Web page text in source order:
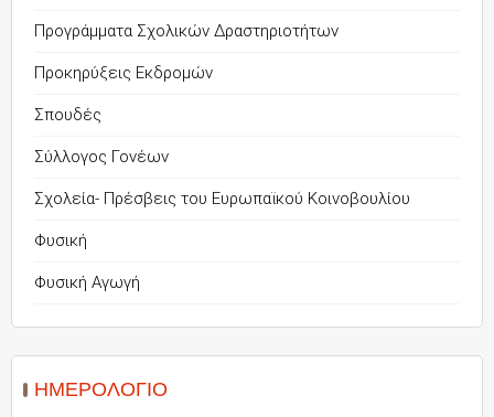
Προγράμματα Σχολικών Δραστηριοτήτων
Προκηρύξεις Εκδρομών
Σπουδές
Σύλλογος Γονέων
Σχολεία- Πρέσβεις του Ευρωπαϊκού Κοινοβουλίου
Φυσική
Φυσική Αγωγή
ΗΜΕΡΟΛΌΓΙΟ